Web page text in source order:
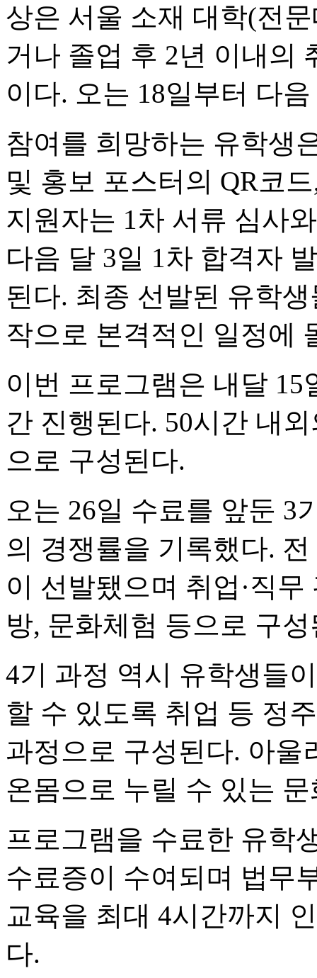
상은 서울 소재 대학(전
거나 졸업 후 2년 이내의
이다. 오는 18일부터 다
참여를 희망하는 유학생
및 홍보 포스터의 QR코
지원자는 1차 서류 심사
다음 달 3일 1차 합격자
된다. 최종 선발된 유학
작으로 본격적인 일정에
이번 프로그램은 내달 15
간 진행된다. 50시간 내
으로 구성된다.
오는 26일 수료를 앞둔 3
의 경쟁률을 기록했다.
이 선발됐으며 취업·직
방, 문화체험 등으로 구
4기 과정 역시 유학생들
할 수 있도록 취업 등 정
과정으로 구성된다. 아울
온몸으로 누릴 수 있는
프로그램을 수료한 유학
수료증이 수여되며 법무
교육을 최대 4시간까지
다.